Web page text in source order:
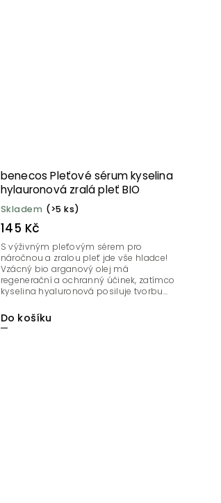
benecos Pleťové sérum kyselina
hylauronová zralá pleť BIO
Skladem (>5 ks)
145 Kč
Do košíku
S výživným pleťovým sérem pro
náročnou a zralou pleť jde vše hladce!
Vzácný bio arganový olej má
regenerační a ochranný účinek, zatímco
kyselina hyaluronová posiluje tvorbu...